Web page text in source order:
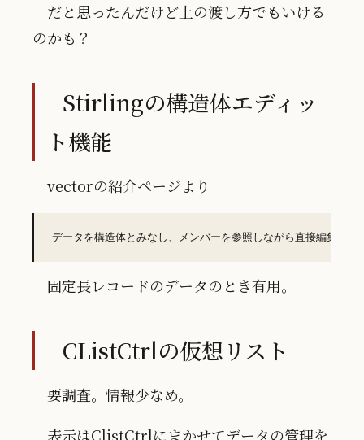
だと思ったんだけど上の渡し方でもいける
のかも？
Stirlingの構造体エディッ
ト機能
vectorの紹介ページより
固定長レコードのデータのとき有用。
CListCtrlの仮想リスト
要調査。情報少なめ。
表示はClistCtrlにまかせてデータの管理を